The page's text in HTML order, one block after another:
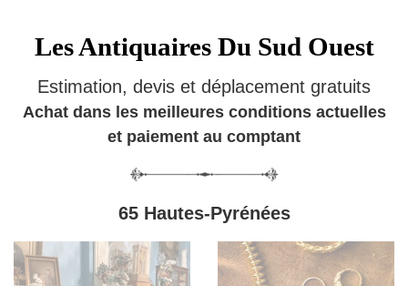
Les Antiquaires Du Sud Ouest
Estimation, devis et déplacement gratuits
Achat dans les meilleures conditions actuelles
et paiement au comptant
65 Hautes-Pyrénées